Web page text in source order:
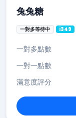
兔兔糖
一對多等待中 i349
一對多點數
一對一點數
滿意度評分